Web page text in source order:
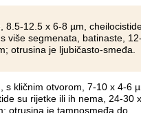
8.5-12.5 x 6-8 µm,
više segmenata, batinaste,
otrusina je ljubičasto-smeđa.
s kličnim otvorom, 7-10 x 4-6
su rijetke ili ih nema, 24-30 x
otrusina je tamnosmeđa do